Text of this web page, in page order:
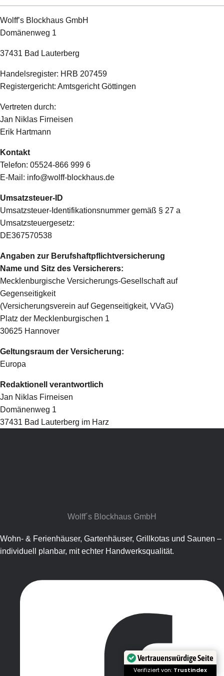
Wolff’s Blockhaus GmbH
Domänenweg 1
37431 Bad Lauterberg
Handelsregister: HRB 207459
Registergericht: Amtsgericht Göttingen
Vertreten durch:
Jan Niklas Firneisen
Erik Hartmann
Kontakt
Telefon: 05524-866 999 6
E-Mail: info@wolff-blockhaus.de
Umsatzsteuer-ID
Umsatzsteuer-Identifikationsnummer gemäß § 27 a
Umsatzsteuergesetz:
DE367570538
Angaben zur Berufshaftpflichtversicherung
Name und Sitz des Versicherers:
Mecklenburgische Versicherungs-Gesellschaft auf
Gegenseitigkeit
(Versicherungsverein auf Gegenseitigkeit, VVaG)
Platz der Mecklenburgischen 1
30625 Hannover
Geltungsraum der Versicherung:
Europa
Redaktionell verantwortlich
Jan Niklas Firneisen
Domänenweg 1
37431 Bad Lauterberg im Harz
Wolff´s Blockhaus GmbH​
Wohn- & Ferienhäuser, Gartenhäuser, Grillkotas und Saunen –
individuell planbar, mit echter Handwerksqualität.
Vertrauenswürdige Seite
Verifiziert von: Trustindex